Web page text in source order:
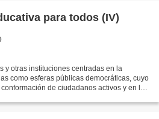
para todos (IV)
y otras instituciones centradas en la
como esferas públicas democráticas, cuyo
de ciudadanos activos y en la